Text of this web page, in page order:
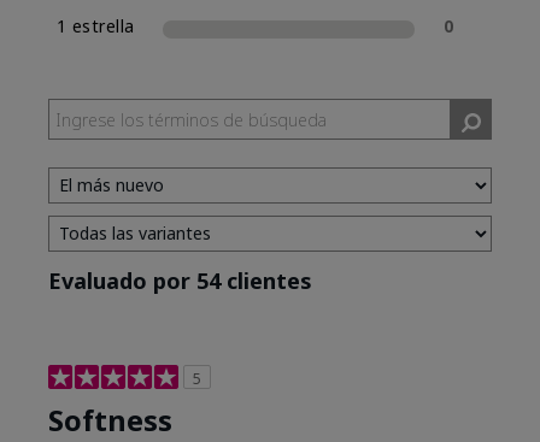
1 estrella
0
Evaluado por 54 clientes
5
Softness